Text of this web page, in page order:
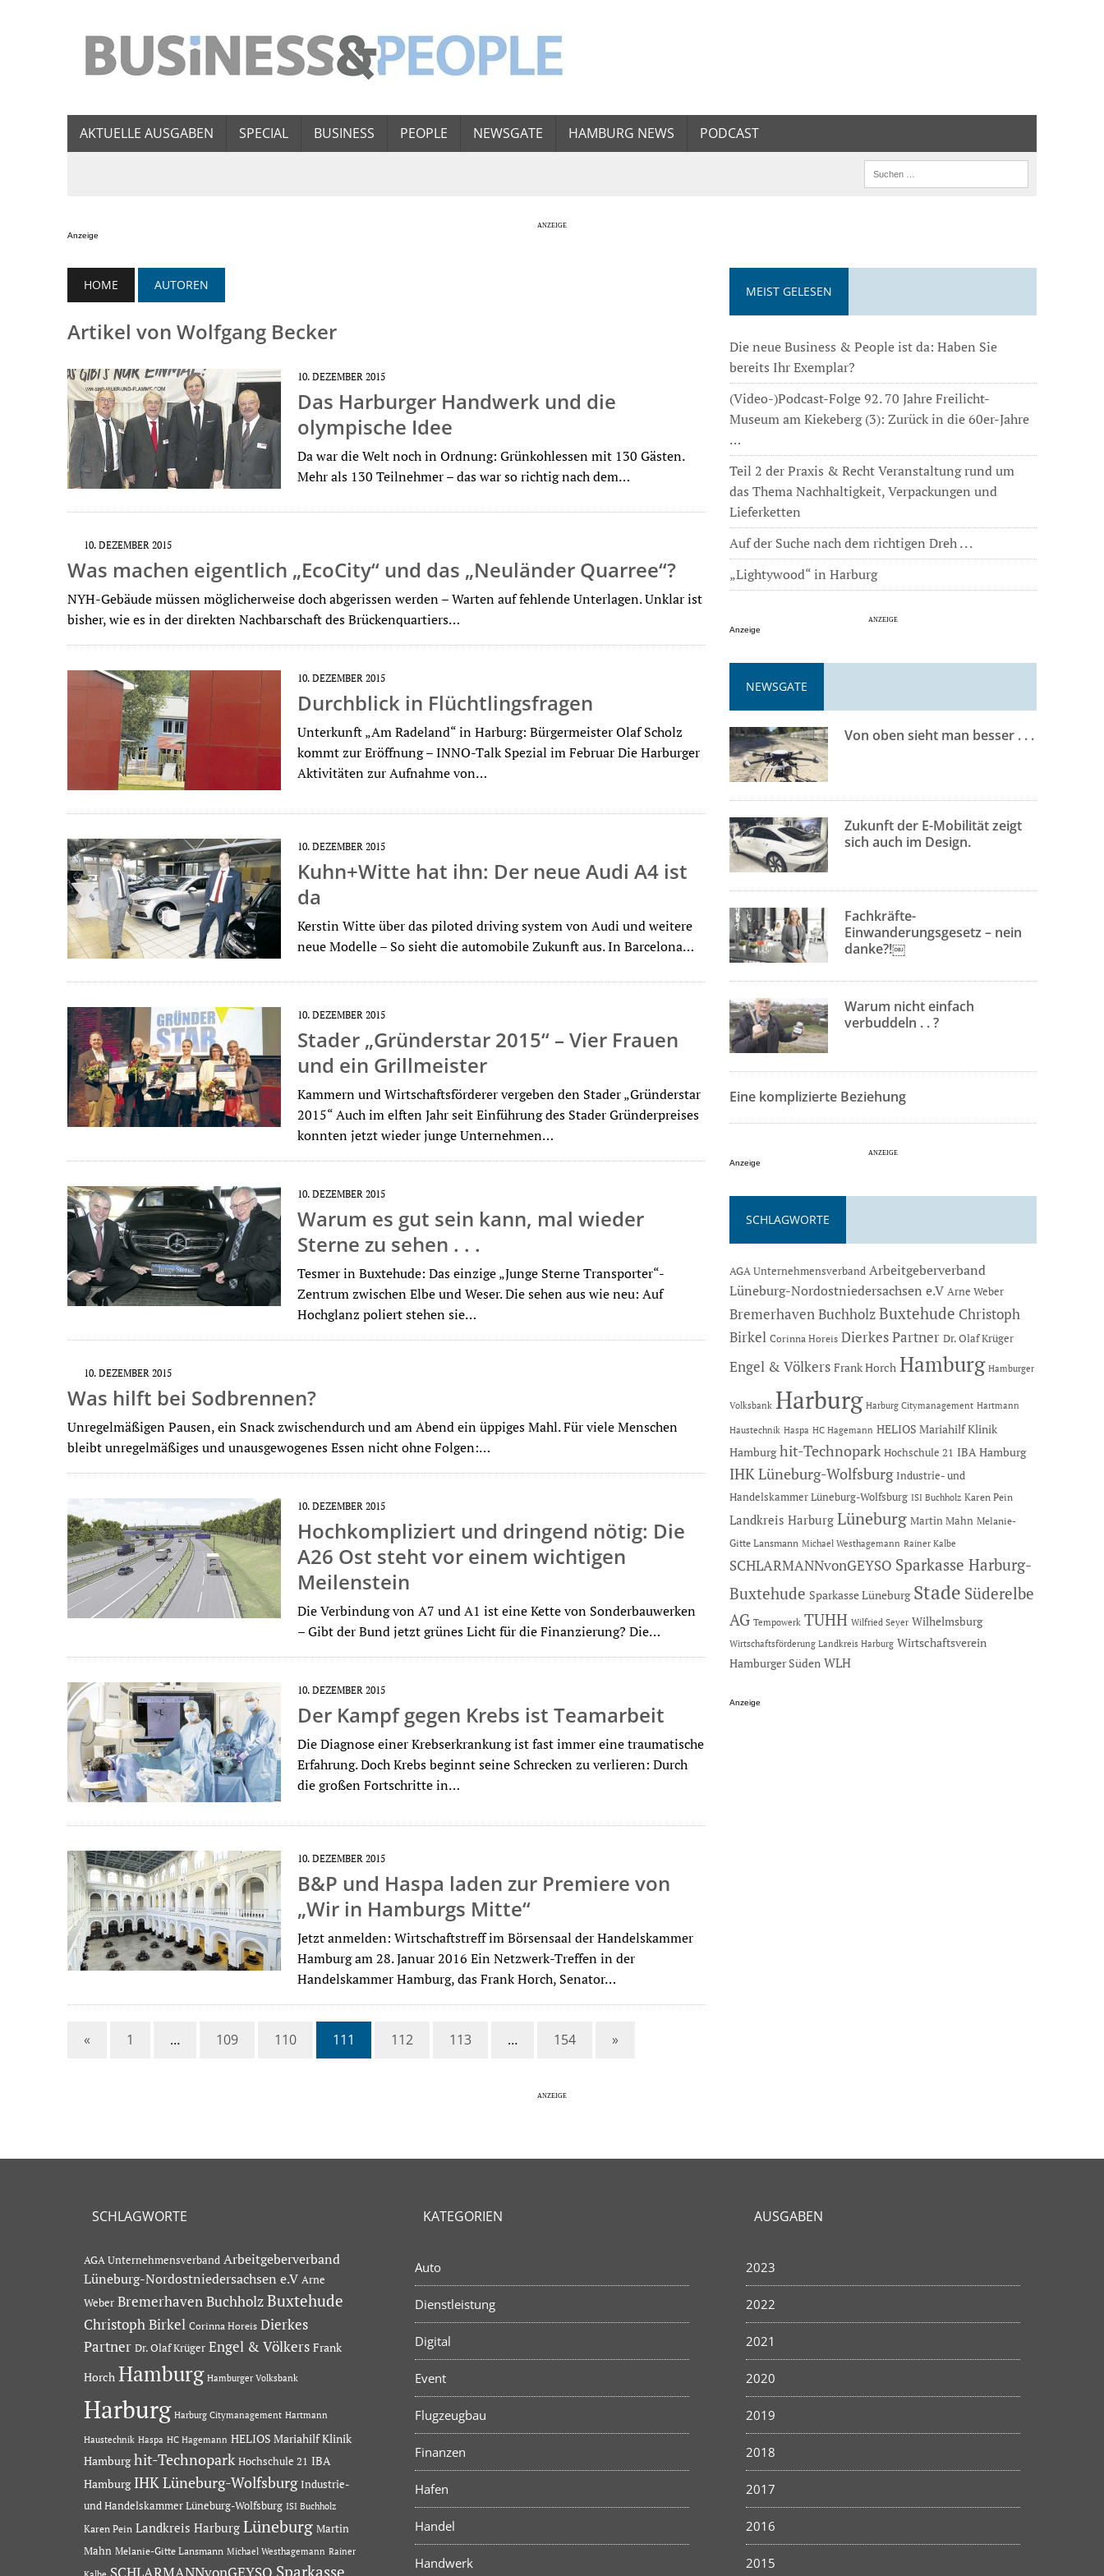
AKTUELLE AUSGABEN SPECIAL BUSINESS PEOPLE NEWSGATE HAMBURG NEWS PODCAST
Anzeige
HOME AUTOREN
Artikel von Wolfgang Becker
10. DEZEMBER 2015
Das Harburger Handwerk und die
olympische Idee
Da war die Welt noch in Ordnung: Grünkohlessen mit 130 Gästen.
Mehr als 130 Teilnehmer – das war so richtig nach dem…
10. DEZEMBER 2015
Was machen eigentlich „EcoCity“ und das „Neuländer Quarree“?
NYH-Gebäude müssen möglicherweise doch abgerissen werden – Warten auf fehlende Unterlagen. Unklar ist
bisher, wie es in der direkten Nachbarschaft des Brückenquartiers…
10. DEZEMBER 2015
Durchblick in Flüchtlingsfragen
Unterkunft „Am Radeland“ in Harburg: Bürgermeister Olaf Scholz
kommt zur Eröffnung – INNO-Talk Spezial im Februar Die Harburger
Aktivitäten zur Aufnahme von…
10. DEZEMBER 2015
Kuhn+Witte hat ihn: Der neue Audi A4 ist
da
Kerstin Witte über das piloted driving system von Audi und weitere
neue Modelle – So sieht die automobile Zukunft aus. In Barcelona…
10. DEZEMBER 2015
Stader „Gründerstar 2015“ – Vier Frauen
und ein Grillmeister
Kammern und Wirtschaftsförderer vergeben den Stader „Gründerstar
2015“ Auch im elften Jahr seit Einführung des Stader Gründerpreises
konnten jetzt wieder junge Unternehmen…
10. DEZEMBER 2015
Warum es gut sein kann, mal wieder
Sterne zu sehen . . .
Tesmer in Buxtehude: Das einzige „Junge Sterne Transporter“-
Zentrum zwischen Elbe und Weser. Die sehen aus wie neu: Auf
Hochglanz poliert stehen sie…
10. DEZEMBER 2015
Was hilft bei Sodbrennen?
Unregelmäßigen Pausen, ein Snack zwischendurch und am Abend ein üppiges Mahl. Für viele Menschen
bleibt unregelmäßiges und unausgewogenes Essen nicht ohne Folgen:…
10. DEZEMBER 2015
Hochkompliziert und dringend nötig: Die
A26 Ost steht vor einem wichtigen
Meilenstein
Die Verbindung von A7 und A1 ist eine Kette von Sonderbauwerken
– Gibt der Bund jetzt grünes Licht für die Finanzierung? Die…
10. DEZEMBER 2015
Der Kampf gegen Krebs ist Teamarbeit
Die Diagnose einer Krebserkrankung ist fast immer eine traumatische
Erfahrung. Doch Krebs beginnt seine Schrecken zu verlieren: Durch
die großen Fortschritte in…
10. DEZEMBER 2015
B&P und Haspa laden zur Premiere von
„Wir in Hamburgs Mitte“
Jetzt anmelden: Wirtschaftstreff im Börsensaal der Handelskammer
Hamburg am 28. Januar 2016 Ein Netzwerk-Treffen in der
Handelskammer Hamburg, das Frank Horch, Senator…
« 1 … 109 110 111 112 113 … 154 »
MEIST GELESEN
Die neue Business & People ist da: Haben Sie
bereits Ihr Exemplar?
(Video-)Podcast-Folge 92. 70 Jahre Freilicht-
Museum am Kiekeberg (3): Zurück in die 60er-Jahre
…
Teil 2 der Praxis & Recht Veranstaltung rund um
das Thema Nachhaltigkeit, Verpackungen und
Lieferketten
Auf der Suche nach dem richtigen Dreh . . .
„Lightywood“ in Harburg
Anzeige
NEWSGATE
Von oben sieht man besser . . .
Zukunft der E-Mobilität zeigt
sich auch im Design.
Fachkräfte-
Einwanderungsgesetz – nein
danke?!￼
Warum nicht einfach
verbuddeln . . ?
Eine komplizierte Beziehung
Anzeige
SCHLAGWORTE
AGA Unternehmensverband Arbeitgeberverband
Lüneburg-Nordostniedersachsen e.V Arne Weber
BremerhavenBuchholzBuxtehude Christoph
Birkel Corinna Horeis Dierkes Partner Dr. Olaf Krüger
Engel & Völkers Frank Horch Hamburg Hamburger
Volksbank Harburg Harburg Citymanagement Hartmann
Haustechnik Haspa HC Hagemann HELIOS Mariahilf Klinik
Hamburg hit-Technopark Hochschule 21 IBA Hamburg
IHK Lüneburg-Wolfsburg Industrie- und
Handelskammer Lüneburg-Wolfsburg ISI Buchholz Karen Pein
Landkreis Harburg Lüneburg Martin Mahn Melanie-
Gitte Lansmann Michael Westhagemann Rainer Kalbe
SCHLARMANNvonGEYSO Sparkasse Harburg-
Buxtehude Sparkasse Lüneburg Stade Süderelbe
AG Tempowerk TUHH Wilfried Seyer Wilhelmsburg
Wirtschaftsförderung Landkreis Harburg Wirtschaftsverein
Hamburger Süden WLH
Anzeige
SCHLAGWORTE
AGA Unternehmensverband Arbeitgeberverband
Lüneburg-Nordostniedersachsen e.V Arne
Weber BremerhavenBuchholzBuxtehude
Christoph Birkel Corinna Horeis Dierkes
Partner Dr. Olaf Krüger Engel & Völkers Frank
Horch Hamburg Hamburger Volksbank
Harburg Harburg Citymanagement Hartmann
Haustechnik Haspa HC Hagemann HELIOS Mariahilf Klinik
Hamburg hit-Technopark Hochschule 21 IBA
Hamburg IHK Lüneburg-Wolfsburg Industrie-
und Handelskammer Lüneburg-Wolfsburg ISI Buchholz
Karen Pein Landkreis Harburg Lüneburg Martin
Mahn Melanie-Gitte Lansmann Michael Westhagemann Rainer
KATEGORIEN
Auto
Dienstleistung
Digital
Event
Flugzeugbau
Finanzen
Hafen
Handel
Handwerk
AUSGABEN
2023
2022
2021
2020
2019
2018
2017
2016
2015